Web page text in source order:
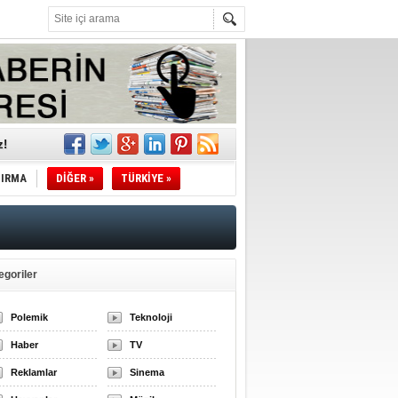
DİĞER » TÜRKİYE »
Polemik Teknoloji
Haber TV
Reklamlar Sinema